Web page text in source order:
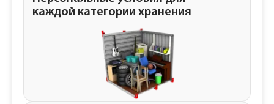
каждой категории хранения